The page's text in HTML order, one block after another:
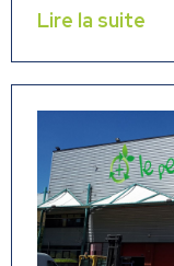
Lire la suite